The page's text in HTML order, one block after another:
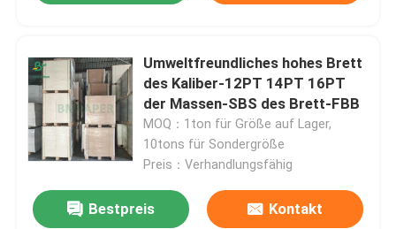
Umweltfreundliches hohes Brett
des Kaliber-12PT 14PT 16PT
der Massen-SBS des Brett-FBB
MOQ：1ton für Größe auf Lager,
10tons für Sondergröße
Preis：Verhandlungsfähig
Bestpreis Kontakt